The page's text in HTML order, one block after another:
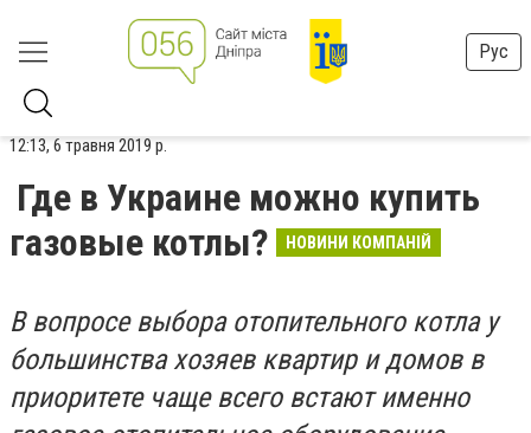
Рус
12:13, 6 травня 2019 р.
Где в Украине можно купить
газовые котлы?
НОВИНИ КОМПАНІЙ
В вопросе выбора отопительного котла у
большинства хозяев квартир и домов в
приоритете чаще всего встают именно